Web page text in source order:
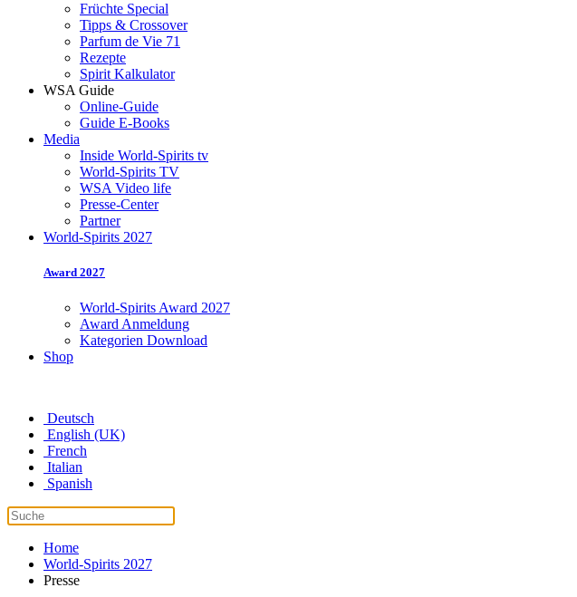
Früchte Special
Tipps & Crossover
Parfum de Vie 71
Rezepte
Spirit Kalkulator
WSA Guide
Online-Guide
Guide E-Books
Media
Inside World-Spirits tv
World-Spirits TV
WSA Video life
Presse-Center
Partner
World-Spirits 2027
Award 2027
World-Spirits Award 2027
Award Anmeldung
Kategorien Download
Shop
Deutsch
English (UK)
French
Italian
Spanish
Home
World-Spirits 2027
Presse